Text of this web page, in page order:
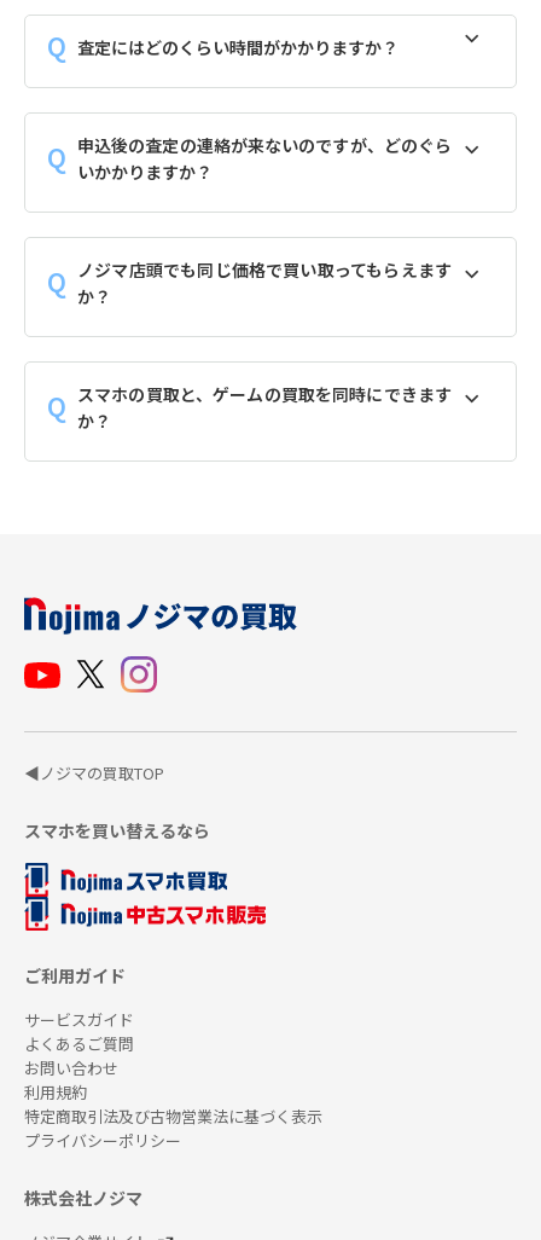
査定にはどのくらい時間がかかりますか？
申込後の査定の連絡が来ないのですが、どのぐら
いかかりますか？
ノジマ店頭でも同じ価格で買い取ってもらえます
か？
スマホの買取と、ゲームの買取を同時にできます
か？
◀ノジマの買取TOP
スマホを買い替えるなら
ご利用ガイド
サービスガイド
よくあるご質問
お問い合わせ
利用規約
特定商取引法及び古物営業法に基づく表示
プライバシーポリシー
株式会社ノジマ